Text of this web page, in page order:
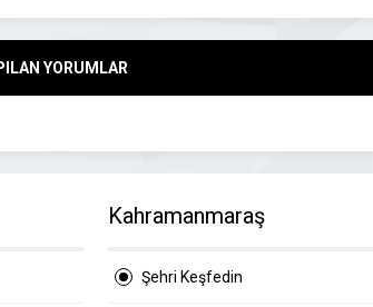
YORUMLAR
Kahramanmaraş
Şehri Keşfedin